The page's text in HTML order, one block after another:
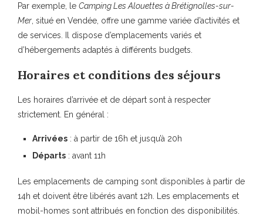
Par exemple, le Camping Les Alouettes à Brétignolles-sur-
Mer , situé en Vendée, offre une gamme variée d’activités et
de services. Il dispose d’emplacements variés et
d’hébergements adaptés à différents budgets.
Horaires et conditions des séjours
Les horaires d’arrivée et de départ sont à respecter
strictement. En général :
Arrivées : à partir de 16h et jusqu’à 20h
Départs : avant 11h
Les emplacements de camping sont disponibles à partir de
14h et doivent être libérés avant 12h. Les emplacements et
mobil-homes sont attribués en fonction des disponibilités.